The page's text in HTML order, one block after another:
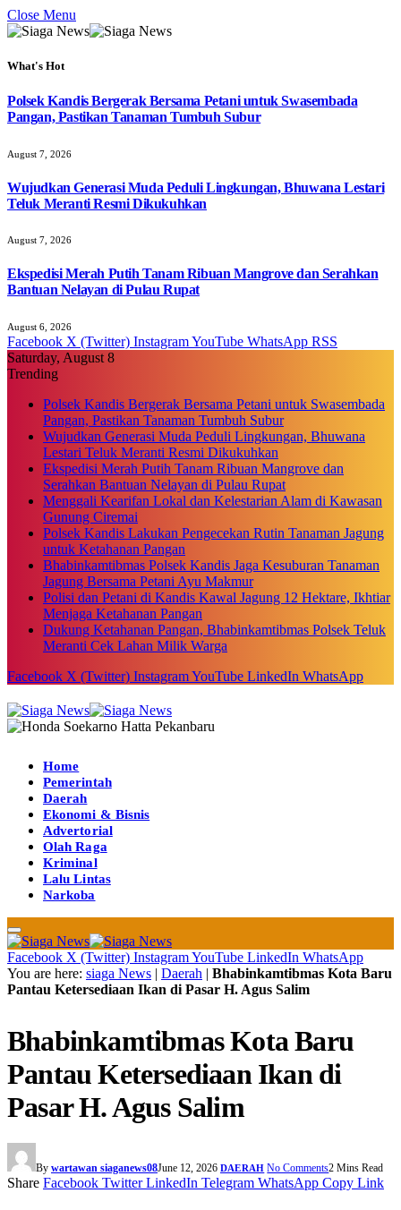
Close Menu
What's Hot
Polsek Kandis Bergerak Bersama Petani untuk Swasembada
Pangan, Pastikan Tanaman Tumbuh Subur
August 7, 2026
Wujudkan Generasi Muda Peduli Lingkungan, Bhuwana Lestari
Teluk Meranti Resmi Dikukuhkan
August 7, 2026
Ekspedisi Merah Putih Tanam Ribuan Mangrove dan Serahkan
Bantuan Nelayan di Pulau Rupat
August 6, 2026
Facebook X (Twitter) InstagramYouTube WhatsApp RSS
Saturday, August 8
Trending
Polsek Kandis Bergerak Bersama Petani untuk Swasembada
Pangan, Pastikan Tanaman Tumbuh Subur
Wujudkan Generasi Muda Peduli Lingkungan, Bhuwana
Lestari Teluk Meranti Resmi Dikukuhkan
Ekspedisi Merah Putih Tanam Ribuan Mangrove dan
Serahkan Bantuan Nelayan di Pulau Rupat
Menggali Kearifan Lokal dan Kelestarian Alam di Kawasan
Gunung Ciremai
Polsek Kandis Lakukan Pengecekan Rutin Tanaman Jagung
untuk Ketahanan Pangan
Bhabinkamtibmas Polsek Kandis Jaga Kesuburan Tanaman
Jagung Bersama Petani Ayu Makmur
Polisi dan Petani di Kandis Kawal Jagung 12 Hektare, Ikhtiar
Menjaga Ketahanan Pangan
Dukung Ketahanan Pangan, Bhabinkamtibmas Polsek Teluk
Meranti Cek Lahan Milik Warga
Facebook X (Twitter) InstagramYouTube LinkedIn WhatsApp
Home
Pemerintah
Daerah
Ekonomi & Bisnis
Advertorial
Olah Raga
Kriminal
Lalu Lintas
Narkoba
Facebook X (Twitter) InstagramYouTube LinkedIn WhatsApp
You are here: siaga News | Daerah | Bhabinkamtibmas Kota Baru
Pantau Ketersediaan Ikan di Pasar H. Agus Salim
Bhabinkamtibmas Kota Baru
Pantau Ketersediaan Ikan di
Pasar H. Agus Salim
By wartawan siaganews08June 12, 2026 DAERAH No Comments2 Mins Read
Share Facebook Twitter LinkedIn Telegram WhatsApp Copy Link